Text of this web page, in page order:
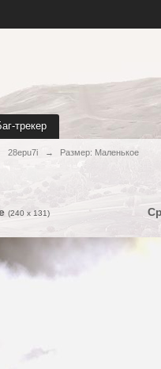
трекер
28epu7i → Размер: Маленькое
(240 x 131)